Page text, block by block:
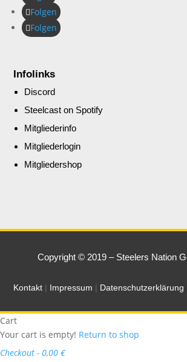
Folgen
Folgen
Infolinks
Discord
Steelcast on Spotify
Mitgliederinfo
Mitgliederlogin
Mitgliedershop
Copyright © 2019 – Steelers Nation
Kontakt | Impressum | Datenschutzerklärung
Cart
Your cart is empty! Return to shop
Checkout - 0,00 €